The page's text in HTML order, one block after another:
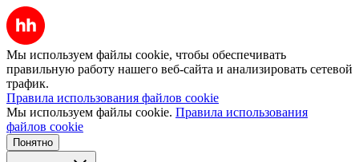
Мы используем файлы cookie, чтобы обеспечивать
правильную работу нашего веб-сайта и анализировать сетевой
трафик.
Правила использования файлов cookie
Мы используем файлы cookie. Правила использования
файлов cookie
Понятно